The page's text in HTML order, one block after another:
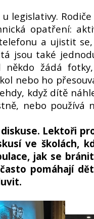
legislativy.
opatření:
a ujistit
jsou také
žádá
nebo ho
když dítě
nebo používá
Lektoři
ve školách,
jak se
pomáhají